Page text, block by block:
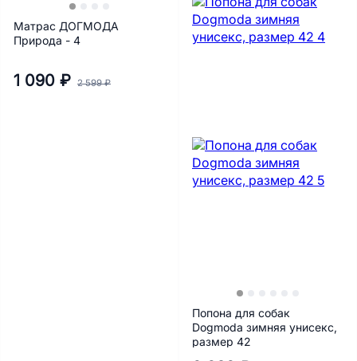
Матрас ДОГМОДА
Природа - 4
1 090 ₽ 2 599 ₽
Попона для собак
Dogmoda зимняя унисекс,
размер 42